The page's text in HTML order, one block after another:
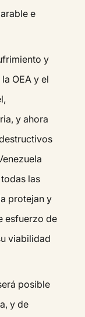
e
y
OEA y el
y ahora
las
protejan y
esfuerzo de
viabilidad
posible
y de